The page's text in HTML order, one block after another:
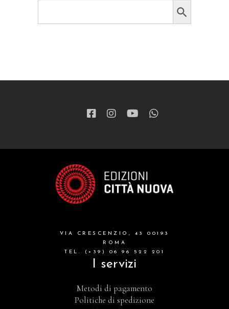
VIA CRESCENZIO, 43 00193
ROMA
TEL. (+39) 06 96 522 201
I servizi
Metodi di pagamento
Politiche di spedizione